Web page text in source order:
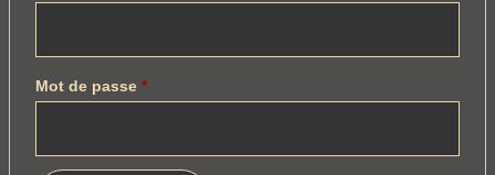
Mot de passe *